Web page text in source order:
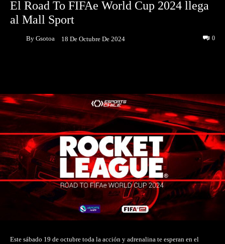
El Road To FIFAe World Cup 2024 llega
al Mall Sport
By Gsotoa 18 De Octubre De 2024 0
Este sábado 19 de octubre toda la acción y adrenalina te esperan en el